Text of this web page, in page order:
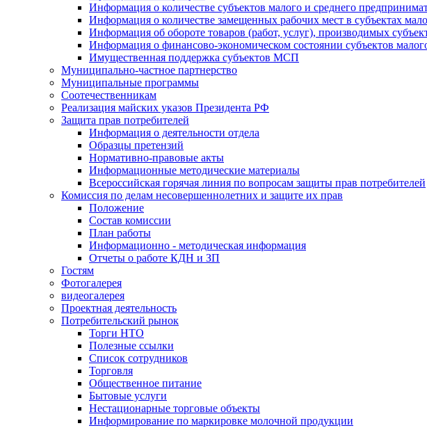
Информация о количестве субъектов малого и среднего
Информация о количестве замещенных рабочих мест в субъектах
Информация об обороте товаров (работ, услуг), производимых
Информация о финансово-экономическом состоянии субъектов
Имущественная поддержка субъектов МСП
Муниципально-частное партнерство
Муниципальные программы
Соотечественникам
Реализация майских указов Президента РФ
Защита прав потребителей
Информация о деятельности отдела
Образцы претензий
Нормативно-правовые акты
Информационные методические материалы
Всероссийская горячая линия по вопросам защиты прав потребителей
Комиссия по делам несовершеннолетних и защите их прав
Положение
Состав комиссии
План работы
Информационно - методическая информация
Отчеты о работе КДН и ЗП
Гостям
Фотогалерея
видеогалерея
Проектная деятельность
Потребительский рынок
Торги НТО
Полезные ссылки
Список сотрудников
Торговля
Общественное питание
Бытовые услуги
Нестационарные торговые объекты
Информирование по маркировке молочной продукции